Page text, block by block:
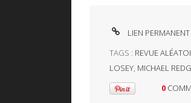
LIEN PERMANENT
TAGS : REVUE
LOSEY, MICHAEL
0